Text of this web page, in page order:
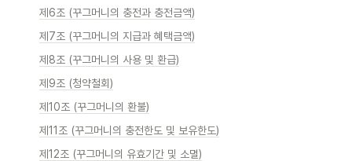
제6조 (꾸그머니의 충전과 충전금액)
제7조 (꾸그머니의 지급과 혜택금액)
제8조 (꾸그머니의 사용 및 환급)
제9조 (청약철회)
제10조 (꾸그머니의 환불)
제11조 (꾸그머니의 충전한도 및 보유한도)
제12조 (꾸그머니의 유효기간 및 소멸)